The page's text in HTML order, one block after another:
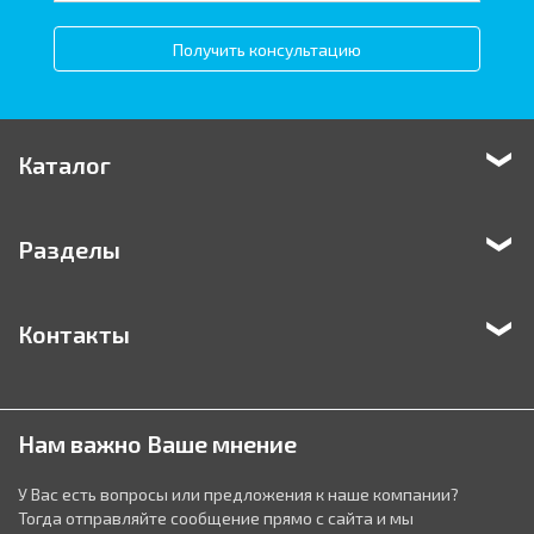
Получить консультацию
Каталог
Разделы
Контакты
Нам важно Ваше мнение
У Вас есть вопросы или предложения к наше компании?
Тогда отправляйте сообщение прямо с сайта и мы